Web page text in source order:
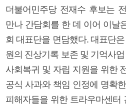
더불어민주당 전재수 후보는
만나 간담회를 한 데 이어 이날
회 대표단을 면담했다. 대표단
원의 진상기록 보존 및 기억사
사회복귀 및 자립 지원을 위한
공식 사과와 책임 인정에 명확
피해자들을 위한 트라우마센터